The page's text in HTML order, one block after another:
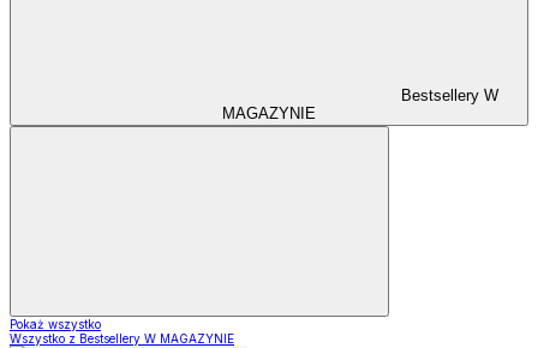
Bestsellery W
MAGAZYNIE
Pokaż wszystko
Wszystko z Bestsellery W MAGAZYNIE